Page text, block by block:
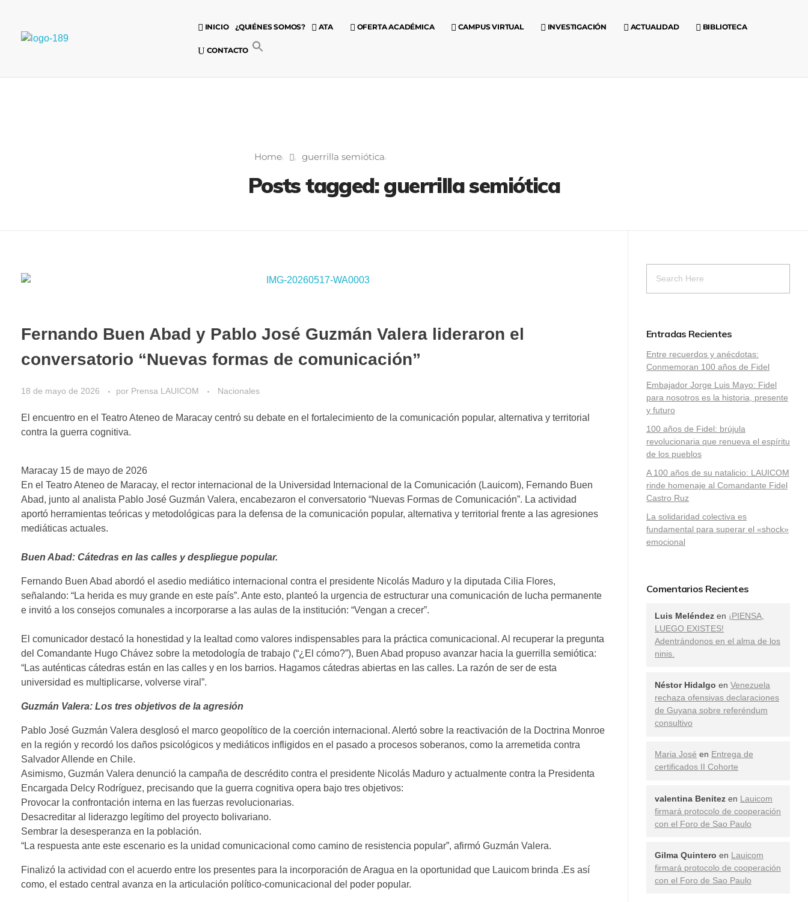
INICIO ¿QUIÉNES SOMOS? ATA OFERTA ACADÉMICA CAMPUS VIRTUAL INVESTIGACIÓN ACTUALIDAD BIBLIOTECA
CONTACTO
Home guerrilla semiótica
Posts tagged: guerrilla semiótica
Fernando Buen Abad y Pablo José Guzmán Valera lideraron el
conversatorio “Nuevas formas de comunicación”
18 de mayo de 2026 por Prensa LAUICOM Nacionales
El encuentro en el Teatro Ateneo de Maracay centró su debate en el fortalecimiento de la comunicación popular, alternativa y territorial
contra la guerra cognitiva.
​Maracay 15 de mayo de 2026
En el Teatro Ateneo de Maracay, el rector internacional de la Universidad Internacional de la Comunicación (Lauicom), Fernando Buen
Abad, junto al analista Pablo José Guzmán Valera, encabezaron el conversatorio “Nuevas Formas de Comunicación”. La actividad
aportó herramientas teóricas y metodológicas para la defensa de la comunicación popular, alternativa y territorial frente a las agresiones
mediáticas actuales.
​Buen Abad: Cátedras en las calles y despliegue popular.
​Fernando Buen Abad abordó el asedio mediático internacional contra el presidente Nicolás Maduro y la diputada Cilia Flores,
señalando: “La herida es muy grande en este país”. Ante esto, planteó la urgencia de estructurar una comunicación de lucha permanente
e invitó a los consejos comunales a incorporarse a las aulas de la institución: “Vengan a crecer”.
​El comunicador destacó la honestidad y la lealtad como valores indispensables para la práctica comunicacional. Al recuperar la pregunta
del Comandante Hugo Chávez sobre la metodología de trabajo (“¿El cómo?”), Buen Abad propuso avanzar hacia la guerrilla semiótica:
​“Las auténticas cátedras están en las calles y en los barrios. Hagamos cátedras abiertas en las calles. La razón de ser de esta
universidad es multiplicarse, volverse viral”.
​Guzmán Valera: Los tres objetivos de la agresión
​Pablo José Guzmán Valera desglosó el marco geopolítico de la coerción internacional. Alertó sobre la reactivación de la Doctrina Monroe
en la región y recordó los daños psicológicos y mediáticos infligidos en el pasado a procesos soberanos, como la arremetida contra
Salvador Allende en Chile.
​Asimismo, Guzmán Valera denunció la campaña de descrédito contra el presidente Nicolás Maduro y actualmente contra la Presidenta
Encargada Delcy Rodríguez, precisando que la guerra cognitiva opera bajo tres objetivos:
​Provocar la confrontación interna en las fuerzas revolucionarias.
​Desacreditar al liderazgo legítimo del proyecto bolivariano.
​Sembrar la desesperanza en la población.
​“La respuesta ante este escenario es la unidad comunicacional como camino de resistencia popular”, afirmó Guzmán Valera.
Finalizó la actividad con el acuerdo entre los presentes para la incorporación de Aragua en la oportunidad que Lauicom brinda .Es así
como, el estado central avanza en la articulación político-comunicacional del poder popular.
Entradas Recientes
Entre recuerdos y anécdotas:
Conmemoran 100 años de Fidel
Embajador Jorge Luis Mayo: Fidel
para nosotros es la historia, presente
y futuro
100 años de Fidel: brújula
revolucionaria que renueva el espíritu
de los pueblos
A 100 años de su natalicio: LAUICOM
rinde homenaje al Comandante Fidel
Castro Ruz
La solidaridad colectiva es
fundamental para superar el «shock»
emocional
Comentarios Recientes
Luis Meléndez en ¡PIENSA,
LUEGO EXISTES!
Adentrándonos en el alma de los
ninis.
Néstor Hidalgo en Venezuela
rechaza ofensivas declaraciones
de Guyana sobre referéndum
consultivo
Maria José en Entrega de
certificados II Cohorte
valentina Benitez en Lauicom
firmará protocolo de cooperación
con el Foro de Sao Paulo
Gilma Quintero en Lauicom
firmará protocolo de cooperación
con el Foro de Sao Paulo